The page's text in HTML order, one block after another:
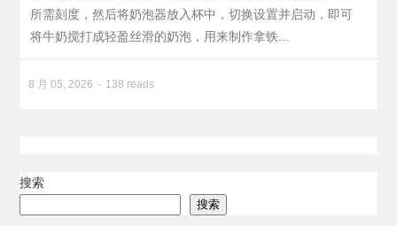
所需刻度，然后将奶泡器放入杯中，切换设置并启动，即可
将牛奶搅打成轻盈丝滑的奶泡，用来制作拿铁...
8 月 05, 2026 138 reads
搜索
搜索